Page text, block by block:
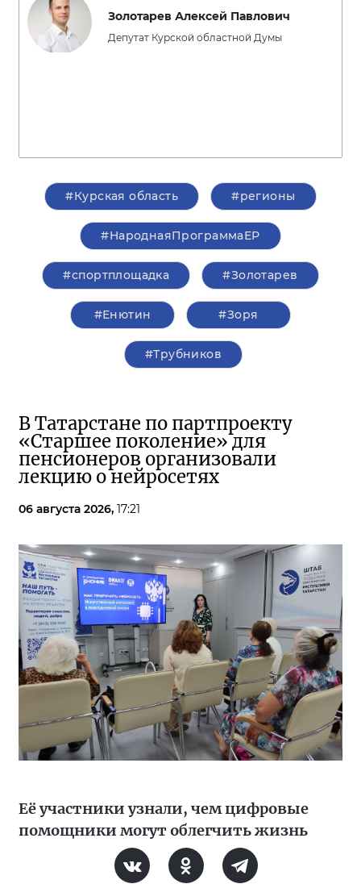
Золотарев Алексей Павлович
Депутат Курской областной Думы
#Курская область #регионы
#НароднаяПрограммаЕР
#спортплощадка #Золотарев
#Енютин #Зоря
#Трубников
В Татарстане по партпроекту
«Старшее поколение» для
пенсионеров организовали
лекцию о нейросетях
06 августа 2026, 17:21
Её участники узнали, чем цифровые
помощники могут облегчить жизнь